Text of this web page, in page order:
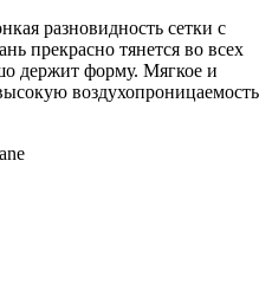
разновидность сетки с
прекрасно тянется во всех
держит форму. Мягкое и
воздухопроницаемость